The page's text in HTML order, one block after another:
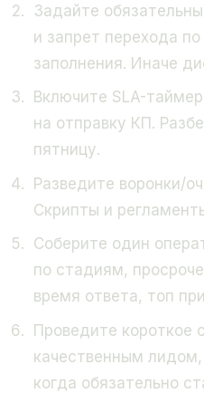
Задайте
и запрет перехода
заполнения. Иначе
Включите SLA-
на отправку КП.
пятницу.
Разведите воронки/
Скрипты и
Соберите один
по стадиям,
время ответа, топ
Проведите короткое
качественным лидом,
когда обязательно